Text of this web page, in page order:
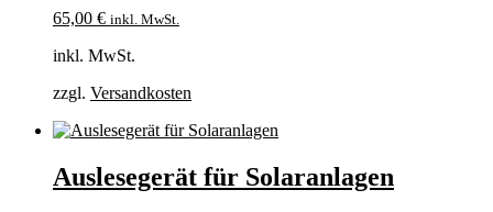
65,00 € inkl. MwSt.
inkl. MwSt.
zzgl. Versandkosten
Auslesegerät für Solaranlagen